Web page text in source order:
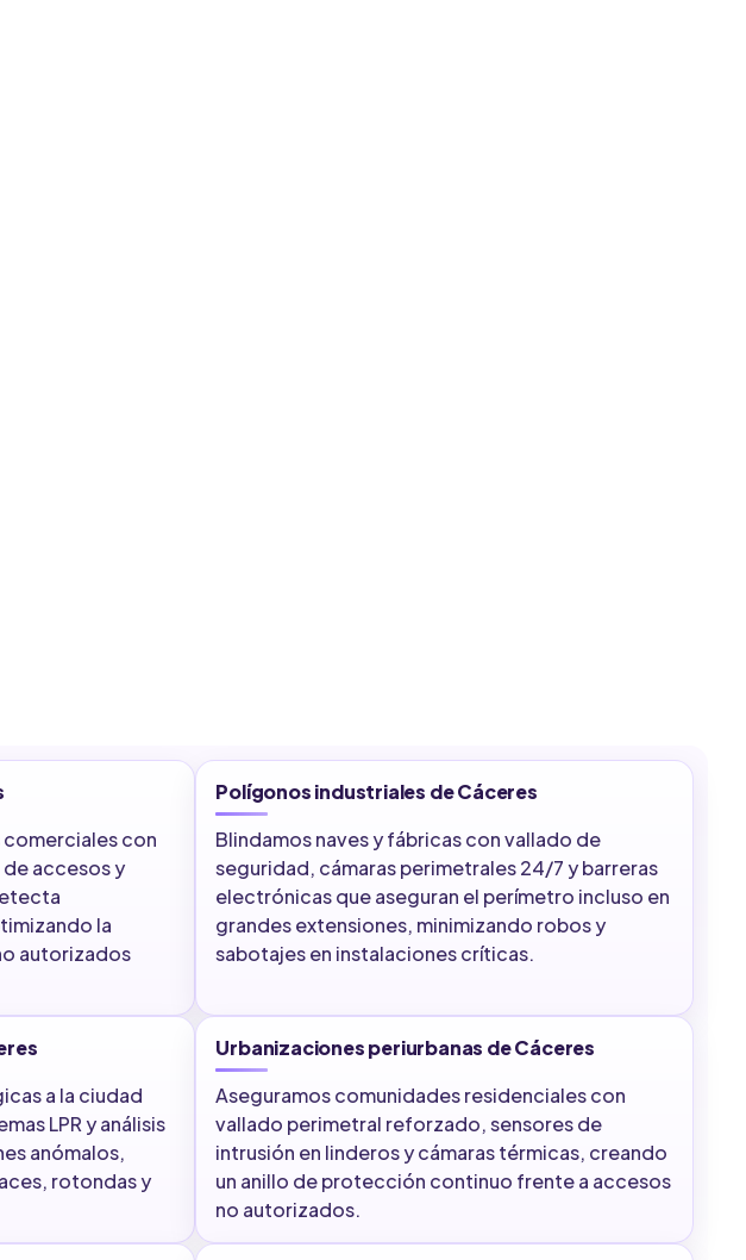
con
accesos y
la
autorizados
Polígonos industriales de Cáceres
Blindamos naves y fábricas con vallado de
seguridad, cámaras perimetrales 24/7 y barreras
electrónicas que aseguran el perímetro incluso en
grandes extensiones, minimizando robos y
sabotajes en instalaciones críticas.
a la ciudad
LPR y análisis
anómalos,
rotondas y
Urbanizaciones periurbanas de Cáceres
Aseguramos comunidades residenciales con
vallado perimetral reforzado, sensores de
intrusión en linderos y cámaras térmicas, creando
un anillo de protección continuo frente a accesos
no autorizados.